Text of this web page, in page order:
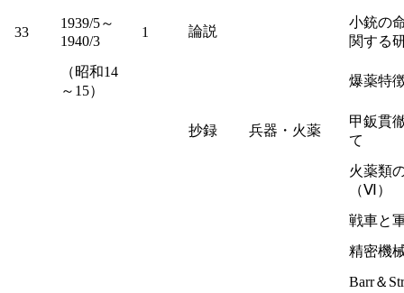
33
1939/5～
1940/3
1 論説
小銃の
関する
（昭和14
～15）
爆薬特
抄録 兵器・火薬
甲鈑貫
て
火薬類
（Ⅵ）
戦車と
精密機
Barr＆